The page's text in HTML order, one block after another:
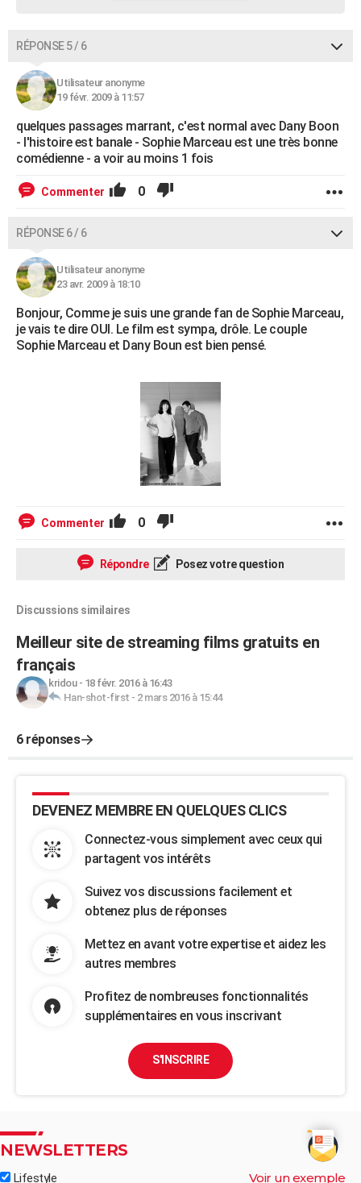
RÉPONSE 5 / 6
Utilisateur anonyme
19 févr. 2009 à 11:57
quelques passages marrant, c'est normal avec Dany Boon
- l'histoire est banale - Sophie Marceau est une très bonne
comédienne - a voir au moins 1 fois
Commenter 0
RÉPONSE 6 / 6
Utilisateur anonyme
23 avr. 2009 à 18:10
Bonjour, Comme je suis une grande fan de Sophie Marceau,
je vais te dire OUI. Le film est sympa, drôle. Le couple
Sophie Marceau et Dany Boun est bien pensé.
Commenter 0
Répondre Posez votre question
Discussions similaires
Meilleur site de streaming films gratuits en
français
kridou- 18 févr. 2016 à 16:43
Han-shot-first - 2 mars 2016 à 15:44
6 réponses
DEVENEZ MEMBRE EN QUELQUES CLICS
Connectez-vous simplement avec ceux qui
partagent vos intérêts
Suivez vos discussions facilement et
obtenez plus de réponses
Mettez en avant votre expertise et aidez les
autres membres
Profitez de nombreuses fonctionnalités
supplémentaires en vous inscrivant
S'INSCRIRE
NEWSLETTERS
Lifestyle Voir un exemple